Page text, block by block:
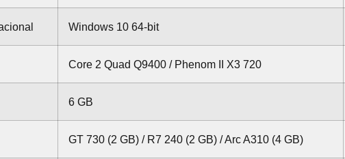
Windows 10 64-bit
Core 2 Quad Q9400 / Phenom II X3 720
6 GB
GT 730 (2 GB) / R7 240 (2 GB) / Arc A310 (4 GB)